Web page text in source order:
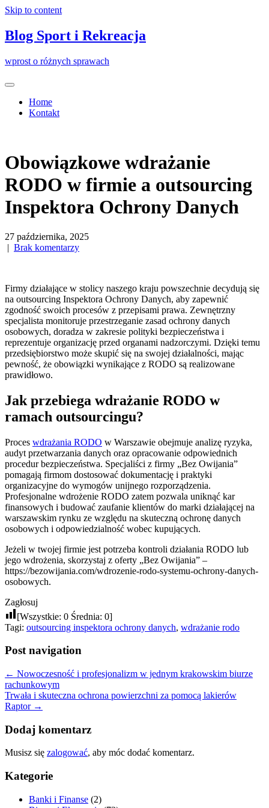
Skip to content
Blog Sport i Rekreacja
wprost o różnych sprawach
Home
Kontakt
Obowiązkowe wdrażanie
RODO w firmie a outsourcing
Inspektora Ochrony Danych
27 października, 2025
| Brak komentarzy
Firmy działające w stolicy naszego kraju powszechnie decydują się
na outsourcing Inspektora Ochrony Danych, aby zapewnić
zgodność swoich procesów z przepisami prawa. Zewnętrzny
specjalista monitoruje przestrzeganie zasad ochrony danych
osobowych, doradza w zakresie polityki bezpieczeństwa i
reprezentuje organizację przed organami nadzorczymi. Dzięki temu
przedsiębiorstwo może skupić się na swojej działalności, mając
pewność, że obowiązki wynikające z RODO są realizowane
prawidłowo.
Jak przebiega wdrażanie RODO w
ramach outsourcingu?
Proces wdrażania RODO w Warszawie obejmuje analizę ryzyka,
audyt przetwarzania danych oraz opracowanie odpowiednich
procedur bezpieczeństwa. Specjaliści z firmy „Bez Owijania”
pomagają firmom dostosować dokumentację i praktyki
organizacyjne do wymogów unijnego rozporządzenia.
Profesjonalne wdrożenie RODO zatem pozwala uniknąć kar
finansowych i budować zaufanie klientów do marki działającej na
warszawskim rynku ze względu na skuteczną ochronę danych
osobowych i odpowiedzialność wobec kupujących.
Jeżeli w twojej firmie jest potrzeba kontroli działania RODO lub
jego wdrożenia, skorzystaj z oferty „Bez Owijania” –
https://bezowijania.com/wdrozenie-rodo-systemu-ochrony-danych-
osobowych.
Zagłosuj
[Wszystkie: 0 Średnia: 0]
Tagi: outsourcing inspektora ochrony danych, wdrażanie rodo
Post navigation
← Nowoczesność i profesjonalizm w jednym krakowskim biurze
rachunkowym
Trwała i skuteczna ochrona powierzchni za pomocą lakierów
Raptor →
Dodaj komentarz
Musisz się zalogować, aby móc dodać komentarz.
Kategorie
Banki i Finanse (2)